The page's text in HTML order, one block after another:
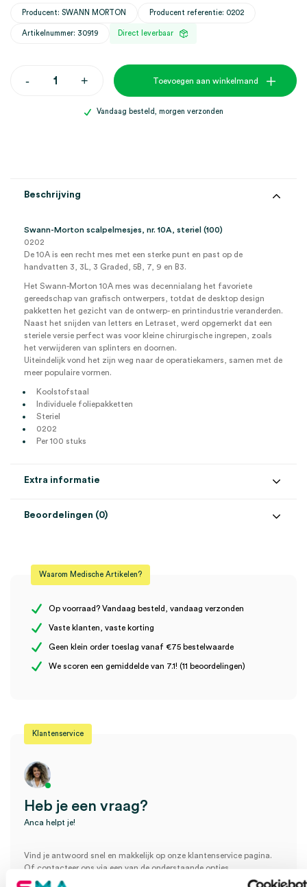
Producent: SWANN MORTON Producent referentie: 0202
Artikelnummer: 30919 Direct leverbaar
-Swann-
+ Toevoegen aan winkelmand
Vandaag besteld, morgen verzonden
Beschrijving
Swann-Morton scalpelmesjes, nr. 10A, steriel (100)
0202
De 10A is een recht mes met een sterke punt en past op de
handvatten 3, 3L, 3 Graded, 5B, 7, 9 en B3.
Het Swann-Morton 10A mes was decennialang het favoriete
gereedschap van grafisch ontwerpers, totdat de desktop design
pakketten het gezicht van de ontwerp- en printindustrie veranderden.
Naast het snijden van letters en Letraset, werd opgemerkt dat een
steriele versie perfect was voor kleine chirurgische ingrepen, zoals
het verwijderen van splinters en doornen.
Uiteindelijk vond het zijn weg naar de operatiekamers, samen met de
meer populaire vormen.
Koolstofstaal
Individuele foliepakketten
Steriel
0202
Per 100 stuks
Extra informatie
Steriel steriel
Beoordelingen (0)
Er zijn nog geen beoordelingen.
steriel (100)” te beoordelen
Waarom Medische Artikelen?
Op voorraad? Vandaag besteld, vandaag verzonden
Vaste klanten, vaste korting
Geen klein order toeslag vanaf €75 bestelwaarde
We scoren een gemiddelde van 7.1! (11 beoordelingen)
Klantenservice
Heb je een vraag?
Anca helpt je!
Vind je antwoord snel en makkelijk op onze klantenservice pagina.
Of contacteer ons via een van de onderstaande opties.
Onze klantenservice is bereikbaar van maandag t/m vrijdag van